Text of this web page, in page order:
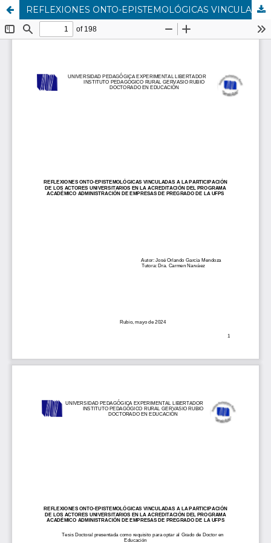
REFLEXIONES ONTO-EPISTEMOLÓGICAS VINCULADAS A LA PARTICIPACIÓN DE LOS ACTORES UNIVERSITARIOS EN LA ACREDITACIÓN DEL PROGRAMA ACADÉMICO ADMINISTRACIÓN DE EMPRESAS DE PREGRADO DE LA UFPS